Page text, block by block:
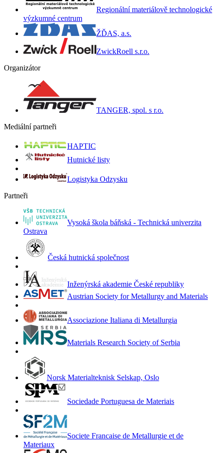
Regionální materiálově technologické
výzkumné centrum
ŽĎAS, a.s.
ZwickRoell s.r.o.
Organizátor
TANGER, spol. s r.o.
Mediální partneři
HAPTIC
Hutnické listy
Logistyka Odzysku
Partneři
Vysoká škola báňská - Technická univerzita
Ostrava
Česká hutnická společnost
Inženýrská akademie České republiky
Austrian Society for Metallurgy and Materials
Associazione Italiana di Metallurgia
Materials Research Society of Serbia
Norsk Materialteknisk Selskap, Oslo
Sociedade Portuguesa de Materiais
Societe Francaise de Metallurgie et de
Materiaux